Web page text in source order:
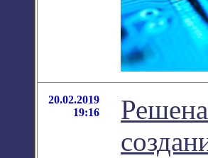
20.02.2019
19:16